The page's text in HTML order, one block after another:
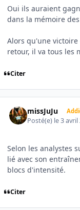
Oui ils auraient
dans la mémoire
Alors qu'une
retour, il va tous les
Citer
missJuJu
Posté(e) le 3 avril
Selon les analystes
lié avec son
blocs d'intensité.
Citer